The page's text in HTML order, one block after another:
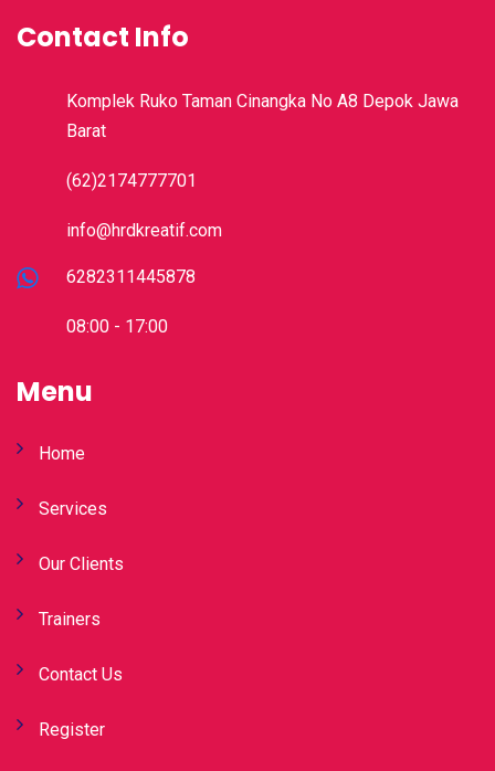
Contact Info
Komplek Ruko Taman Cinangka No A8 Depok Jawa
Barat
(62)2174777701
info@hrdkreatif.com
6282311445878
08:00 - 17:00
Menu
Home
Services
Our Clients
Trainers
Contact Us
Register